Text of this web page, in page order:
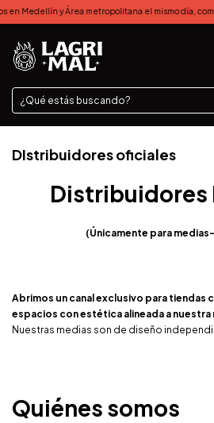
Medellín y Área metropolitana el mismo día,
DIstribuidores oficiales
Distribuidores
(Únicamente para
Abrimos un canal exclusivo para
espacios con estética alineada a nuestra
Nuestras medias son de diseño
Quiénes somos